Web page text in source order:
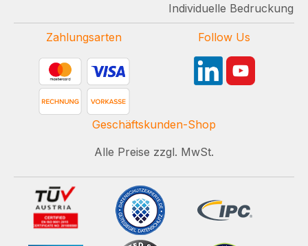
Individuelle Bedruckung
Zahlungsarten Follow Us
Geschäftskunden-Shop
Alle Preise zzgl. MwSt.